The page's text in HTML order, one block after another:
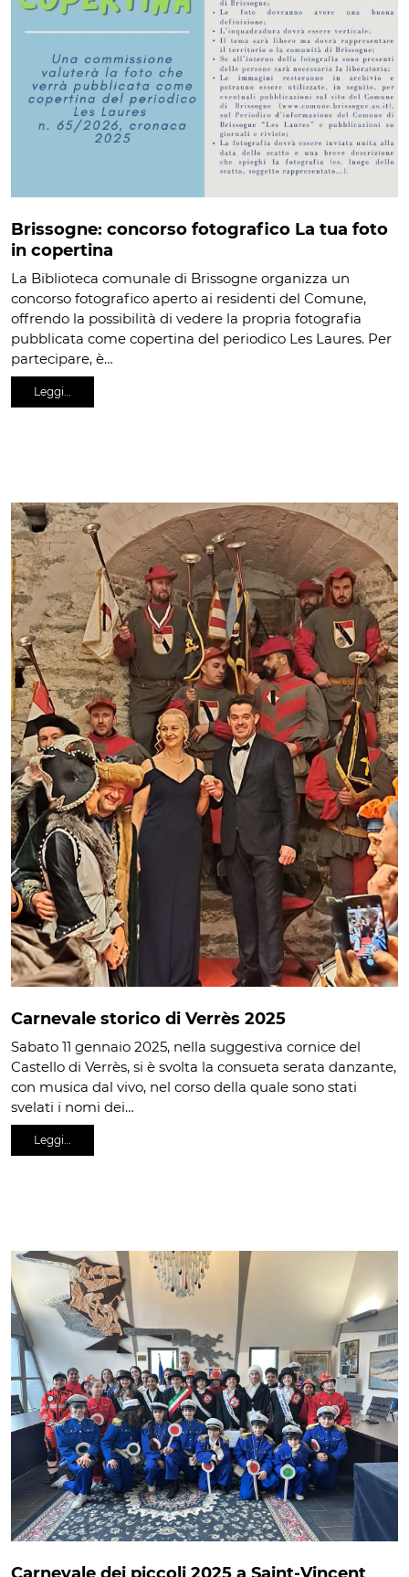
Brissogne: concorso fotografico La tua foto
in copertina
La Biblioteca comunale di Brissogne organizza un
concorso fotografico aperto ai residenti del Comune,
offrendo la possibilità di vedere la propria fotografia
pubblicata come copertina del periodico Les Laures. Per
partecipare, è…
Leggi…
Carnevale storico di Verrès 2025
Sabato 11 gennaio 2025, nella suggestiva cornice del
Castello di Verrès, si è svolta la consueta serata danzante,
con musica dal vivo, nel corso della quale sono stati
svelati i nomi dei…
Leggi…